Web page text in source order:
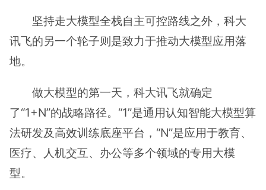
坚持走大模型全栈自主可控路线之外，科大
讯飞的另一个轮子则是致力于推动大模型应用落
地。
做大模型的第一天，科大讯飞就确定
了“1+N”的战略路径。“1”是通用认知智能大模型算
法研发及高效训练底座平台，“N”是应用于教育、
医疗、人机交互、办公等多个领域的专用大模
型。